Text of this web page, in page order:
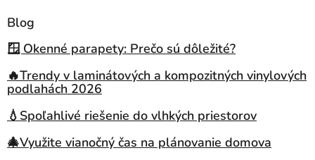
Blog
🪟 Okenné parapety: Prečo sú dôležité?
🔥Trendy v laminátových a kompozitných vinylových
podlahách 2026
💧Spoľahlivé riešenie do vlhkých priestorov
🎄Využite vianočný čas na plánovanie domova